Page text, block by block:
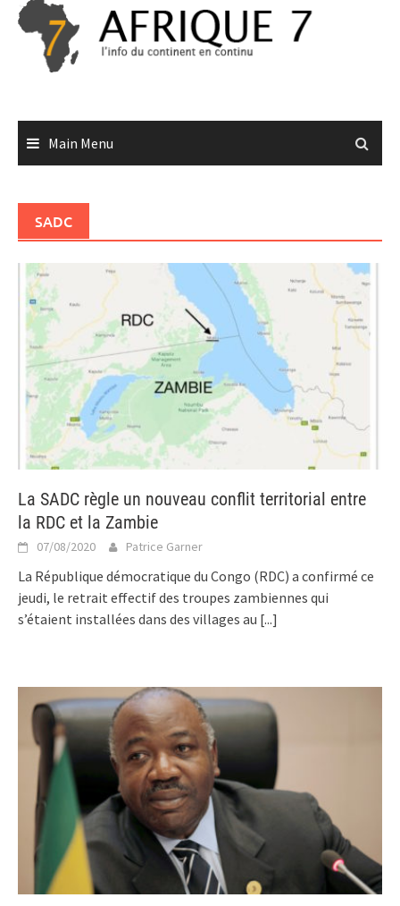
Skip
content
Main Menu
SADC
La SADC règle un nouveau conflit territorial entre
la RDC et la Zambie
07/08/2020 Patrice Garner
La République démocratique du Congo (RDC) a confirmé ce
jeudi, le retrait effectif des troupes zambiennes qui
s’étaient installées dans des villages au [...]